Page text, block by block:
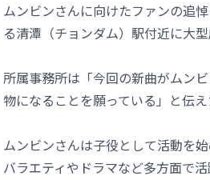
ムンビンさんに向けたファンの追
る清潭（チョンダム）駅付近に大
所属事務所は「今回の新曲がムン
物になることを願っている」と伝え
ムンビンさんは子役として活動を
バラエティやドラマなど多方面で